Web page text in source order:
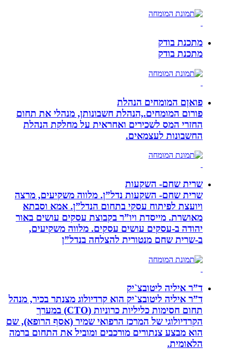
מתכנת בודק
מתכנת בודק
פואןם המומחים הנהלת
פורום המומחים.,הנהלת חשבונותן, מנהלי את תחום
החזרי המס לשכירים ואחראית על מחלקת הנהלת
החשבונות לעצמאים.
שרית שחם- השקעות
שרית שחם- השקעות נדל”ן. מלווה משקיעים, מרצה
ויועצת לפיתוח עסקי בתחום הנדל”ן. אמא וסבתא
מאושרת. ‏מייסדת ויו”ר בקבוצת עסקים עושים באור
יהודה‏ ב-‏עסקים עושים עסקים‏. ‏מלווה משקיעים,
ב-‏שרית שחם מנטורית להצלחה בנדל”ן‏
ד”ר איליה ליטובצ`יק
ד”ר איליה ליטובצ`יק הוא קרדיולוג מצנתר בכיר, מנהל
תחום חסימות כליליות כרוניות (CTO) במערך
הקרדיולוגי של המרכז הרפואי שמיר (אסף הרופא), שם
הוא מבצע צנתורים מורכבים ומוביל את התחום ברמה
הלאומית.